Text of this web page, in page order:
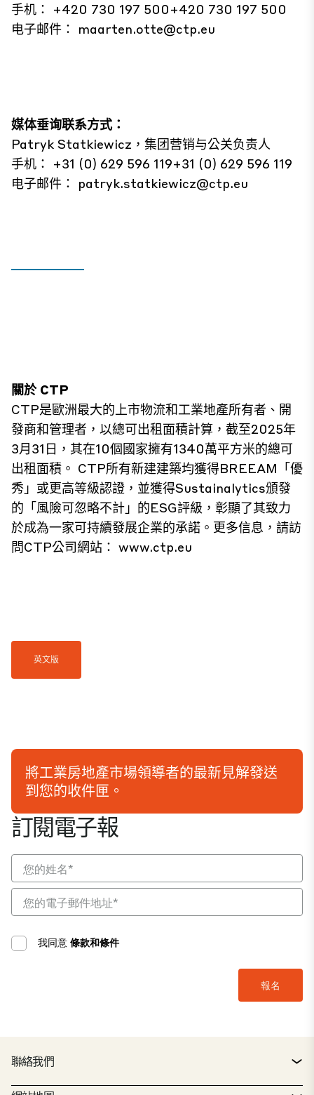
手机： +420 730 197 500+420 730 197 500
电子邮件： maarten.otte@ctp.eu
媒体垂询联系方式：
Patryk Statkiewicz，集团营销与公关负责人
手机： +31 (0) 629 596 119+31 (0) 629 596 119
电子邮件： patryk.statkiewicz@ctp.eu
關於 CTP
CTP是歐洲最大的上市物流和工業地產所有者、開
發商和管理者，以總可出租面積計算，截至2025年
3月31日，其在10個國家擁有1340萬平方米的總可
出租面積。 CTP所有新建建築均獲得BREEAM「優
秀」或更高等級認證，並獲得Sustainalytics頒發
的「風險可忽略不計」的ESG評級，彰顯了其致力
於成為一家可持續發展企業的承諾。更多信息，請訪
問CTP公司網站： www.ctp.eu
英文版
訂閱電子報
我同意 條款和條件
將工業房地產市場領導者的最新見解發送
到您的收件匣。
聯絡我們
聯絡方式